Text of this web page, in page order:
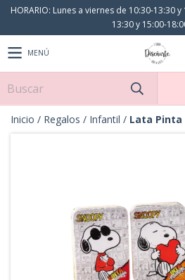
HORARIO: Lunes a viernes de 10:30-13:30
13:30 y 15:00-
MENÚ
Inicio / Regalos / Infantil / Lata Pinta